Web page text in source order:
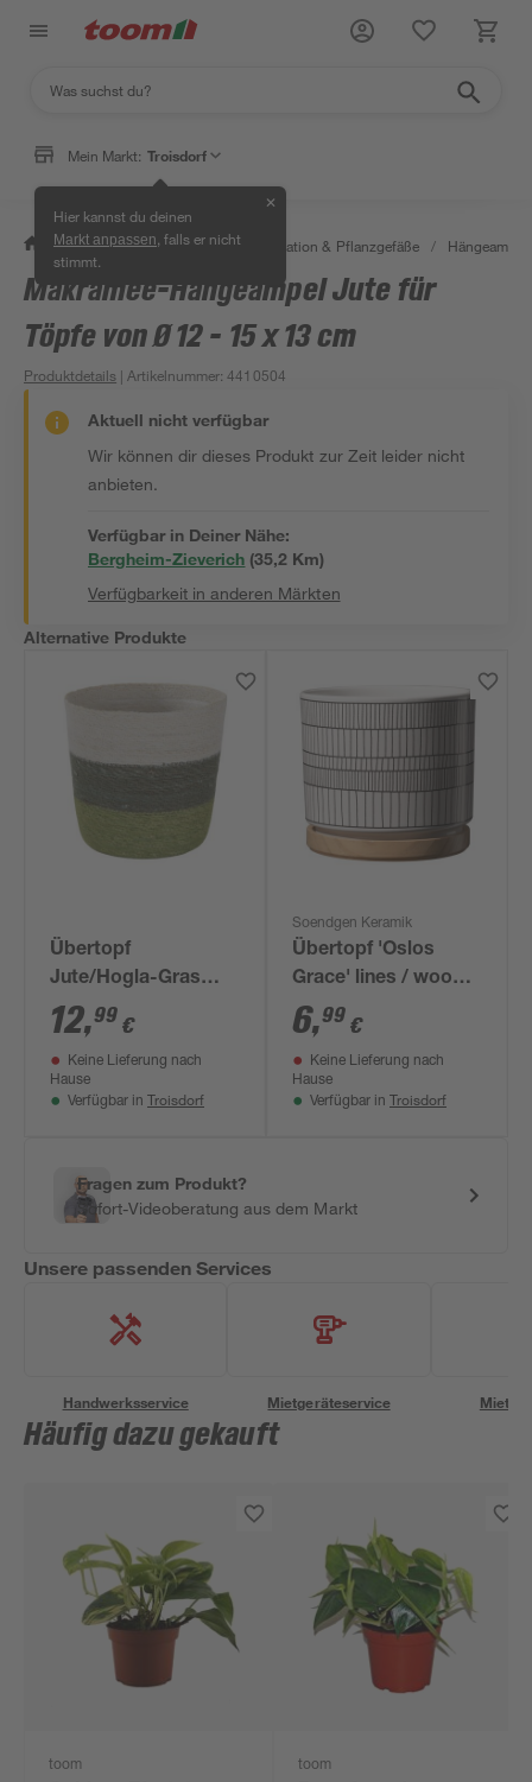
Mein Markt: Troisdorf
Hier kannst du deinen
Markt anpassen , falls er nicht
stimmt.
✕
/ Garten & Freizeit / Gartendekoration & Pflanzgefäße /
Makramee-Hängeampel Jute für
Töpfe von Ø 12 - 15 x 13 cm
Produktdetails | Artikelnummer:4410504
Aktuell nicht verfügbar
Wir können dir dieses Produkt zur Zeit leider nicht
anbieten.
Verfügbar in Deiner Nähe:
Bergheim-Zieverich (35,2 Km)
Verfügbarkeit in anderen Märkten
Alternative Produkte
Übertopf
Jute/Hogla-Gras
weiß/grün Ø 20 x 19
cm
12,99 €
Keine Lieferung nach
Hause
Verfügbar in Troisdorf
Soendgen Keramik
Übertopf 'Oslos
Grace' lines / wood
Ø 13 x 12 cm
6,99 €
Keine Lieferung nach
Hause
Verfügbar in Troisdorf
Fragen zum Produkt?
Sofort-Videoberatung aus dem Markt
Unsere passenden Services
Handwerksservice Mietgeräteservice
Häufig dazu gekauft
toom toom